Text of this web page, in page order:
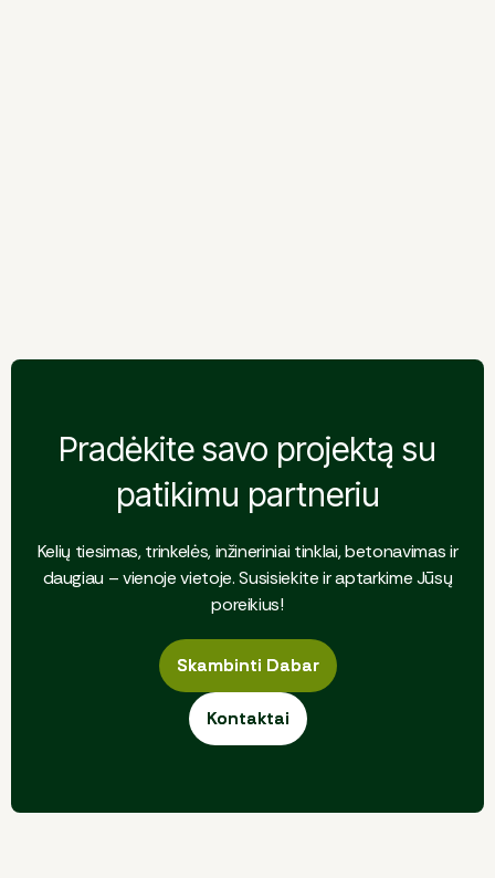
Pradėkite savo projektą su
patikimu partneriu
Kelių tiesimas, trinkelės, inžineriniai tinklai, betonavimas ir
daugiau – vienoje vietoje. Susisiekite ir aptarkime Jūsų
poreikius!
Skambinti Dabar
Skambinti Dabar
Kontaktai
Kontaktai